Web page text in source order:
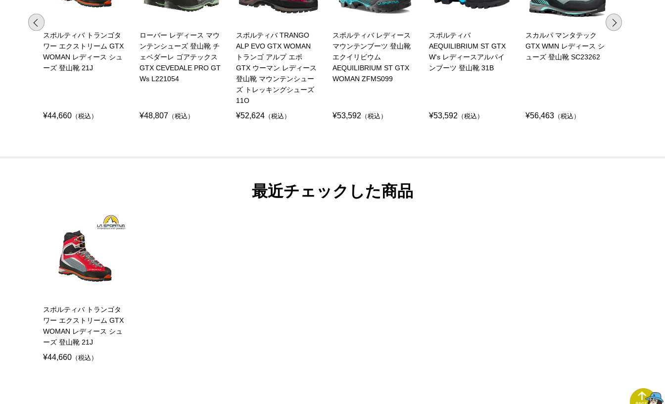
スポルティバ トランゴタ
ワー エクストリーム GTX
WOMAN レディース シュ
ーズ 登山靴 21J
¥44,660 （税込）
ローバー レディース マウ
ンテンシューズ 登山靴 チ
ェベダーレ ゴアテックス
GTX CEVEDALE PRO GT
Ws L221054
¥48,807 （税込）
スポルティバ TRANGO
ALP EVO GTX WOMAN
トランゴ アルプ エボ
GTX ウーマン レディース
登山靴 マウンテンシュー
ズ トレッキングシューズ
11O
¥52,624 （税込）
スポルティバ レディース
マウンテンブーツ 登山靴
エクイリビウム
AEQUILIBRIUM ST GTX
WOMAN ZFMS099
¥53,592 （税込）
スポルティバ
AEQUILIBRIUM ST GTX
W's レディースアルパイ
ンブーツ 登山靴 31B
¥53,592 （税込）
スカルパ マンタテック
GTX WMN レディース シ
ューズ 登山靴 SC23262
¥56,463 （税込）
最近チェックした商品
スポルティバ トランゴタ
ワー エクストリーム GTX
WOMAN レディース シュ
ーズ 登山靴 21J
¥44,660 （税込）